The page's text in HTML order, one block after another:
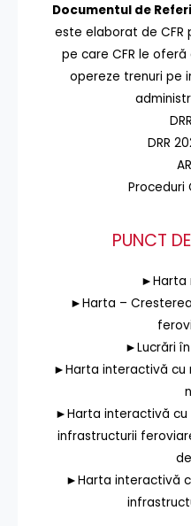
Documentul de
este elaborat de CFR
pe care CFR le
opereze trenuri pe
DRR
Proceduri
PUNCT
►Harta
►Harta –
►Lucrări
►Harta interactivă cu
►Harta interactivă
infrastructurii
►Harta interactivă